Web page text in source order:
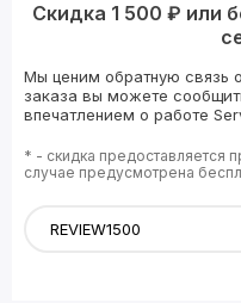
Скидка 1 500 ₽ или
Мы ценим обратную связь
заказа вы можете
впечатлением о работе
* - скидка предоставляется
случае предусмотрена